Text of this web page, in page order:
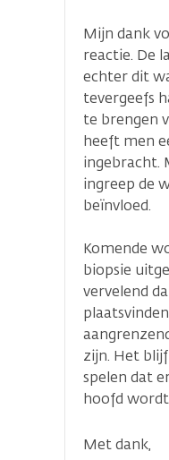
Mijn dank
reactie. De
echter dit
tevergeefs
te brengen
heeft men
ingebracht.
ingreep de
beïnvloed.
Komende
biopsie
vervelend
zijn. Het
spelen dat
hoofd
Met dank,